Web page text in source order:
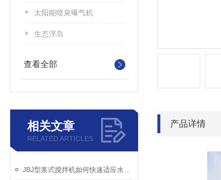
太阳能喷泉曝气机
生态浮岛
查看全部
相关文章
RELATED ARTICLES
产品详情